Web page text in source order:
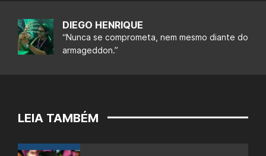
DIEGO HENRIQUE
“Nunca se comprometa, nem mesmo diante do
armageddon.”
LEIA TAMBÉM